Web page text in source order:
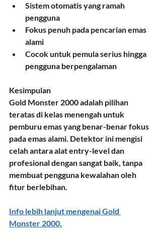
Sistem otomatis yang ramah
pengguna
Fokus penuh pada pencarian emas
alami
Cocok untuk pemula serius hingga
pengguna berpengalaman
Kesimpulan
Gold Monster 2000 adalah pilihan
teratas di kelas menengah untuk
pemburu emas yang benar-benar fokus
pada emas alami. Detektor ini mengisi
celah antara alat entry-level dan
profesional dengan sangat baik, tanpa
membuat pengguna kewalahan oleh
fitur berlebihan.
Info lebih lanjut mengenai Gold
Monster 2000.